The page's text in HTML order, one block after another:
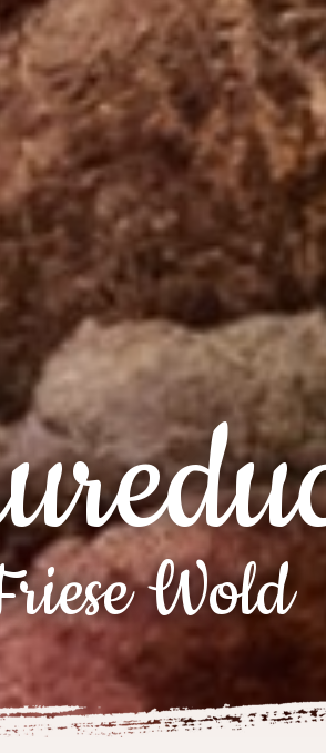
Wold